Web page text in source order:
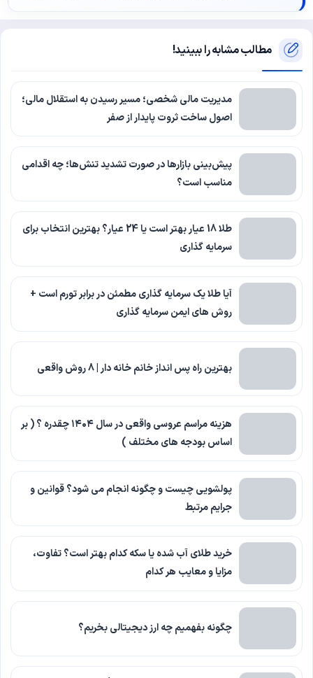
مطالب مشابه را ببینید!
مدیریت مالی شخصی؛ مسیر رسیدن به استقلال مالی؛
اصول ساخت ثروت پایدار از صفر
پیش‌بینی بازارها در صورت تشدید تنش‌ها؛ چه اقدامی
مناسب است؟
طلا 18 عیار بهتر است یا 24 عیار؟ بهترین انتخاب برای
سرمایه گذاری
آیا طلا یک سرمایه گذاری مطمئن در برابر تورم است +
روش های ایمن سرمایه گذاری
بهترین راه پس انداز خانم خانه دار | 8 روش واقعی
هزینه مراسم عروسی واقعی در سال ۱۴۰۴ چقدره ؟ ( بر
اساس بودجه‌ های مختلف )
پولشویی چیست و چگونه انجام می شود؟ قوانین و
جرایم مرتبط
خرید طلای آب شده یا سکه کدام بهتر است؟ تفاوت،
مزایا و معایب هر کدام
چگونه بفهمیم چه ارز دیجیتالی بخریم؟